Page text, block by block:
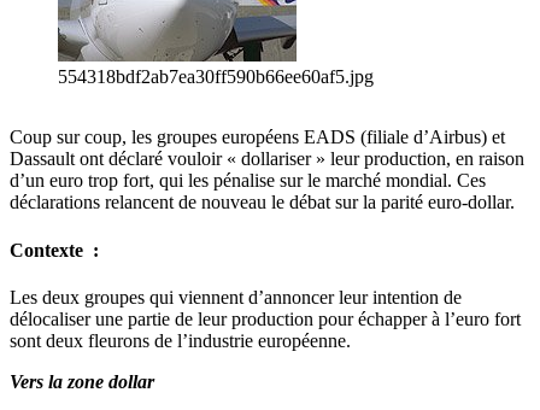
554318bdf2ab7ea30ff590b66ee60af5.jpg
Coup sur coup, les groupes européens EADS (filiale d’Airbus) et
Dassault ont déclaré vouloir « dollariser » leur production, en raison
d’un euro trop fort, qui les pénalise sur le marché mondial. Ces
déclarations relancent de nouveau le débat sur la parité euro-dollar.
Contexte :
Les deux groupes qui viennent d’annoncer leur intention de
délocaliser une partie de leur production pour échapper à l’euro fort
sont deux fleurons de l’industrie européenne.
Vers la zone dollar